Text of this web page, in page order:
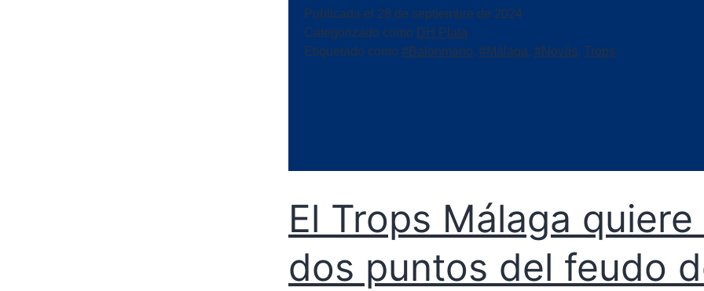
Publicada el 28 de septiembre de 2024
Categorizado como DH Plata
Etiquetado como #Balonmano, #Málaga, #Novás, Trops
El Trops Málaga quiere
dos puntos del feudo